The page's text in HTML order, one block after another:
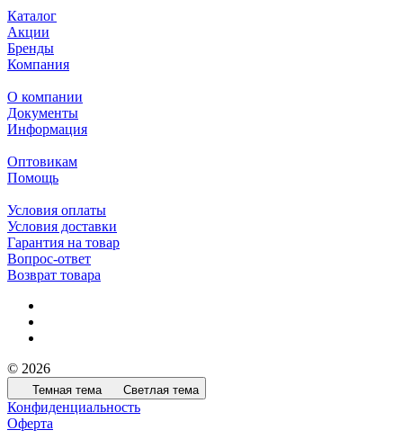
Каталог
Акции
Бренды
Компания
О компании
Документы
Информация
Оптовикам
Помощь
Условия оплаты
Условия доставки
Гарантия на товар
Вопрос-ответ
Возврат товара
© 2026
Темная тема Светлая тема
Конфиденциальность
Оферта